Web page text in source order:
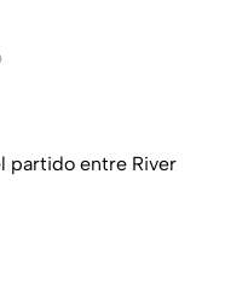
partido entre River